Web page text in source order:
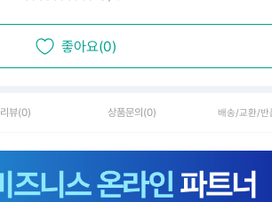
좋아요(0)
리뷰(0) 상품문의 (0) 배송/교환/반